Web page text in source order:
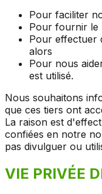
Pour faciliter
Pour fournir le
Pour effectuer
alors
Pour nous
est utilisé.
Nous souhaitons
que ces tiers ont
La raison est
confiées en notre
pas divulguer ou
VIE PRIVÉE